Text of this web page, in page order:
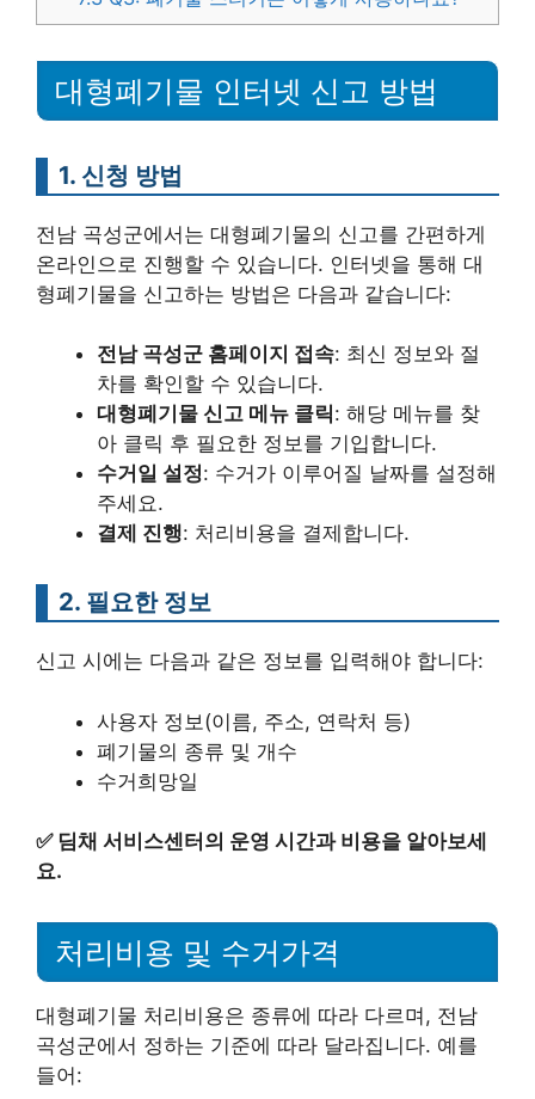
대형폐기물 인터넷 신고 방법
1. 신청 방법
전남 곡성군에서는 대형폐기물의 신고를 간편하게
온라인으로 진행할 수 있습니다. 인터넷을 통해 대
형폐기물을 신고하는 방법은 다음과 같습니다:
전남 곡성군 홈페이지 접속: 최신 정보와 절
차를 확인할 수 있습니다.
대형폐기물 신고 메뉴 클릭: 해당 메뉴를 찾
아 클릭 후 필요한 정보를 기입합니다.
수거일 설정: 수거가 이루어질 날짜를 설정해
주세요.
결제 진행: 처리비용을 결제합니다.
2. 필요한 정보
신고 시에는 다음과 같은 정보를 입력해야 합니다:
사용자 정보(이름, 주소, 연락처 등)
폐기물의 종류 및 개수
수거희망일
✅ 딤채 서비스센터의 운영 시간과 비용을 알아보세
요.
처리비용 및 수거가격
대형폐기물 처리비용은 종류에 따라 다르며, 전남
곡성군에서 정하는 기준에 따라 달라집니다. 예를
들어: